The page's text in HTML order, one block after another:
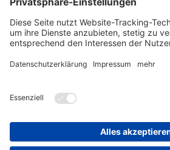
Stanzformen
Zurückzur